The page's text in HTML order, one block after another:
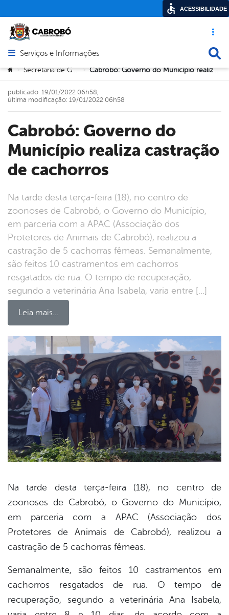
Acesso
Abrir menu principal de navegação
Serviços e Informações
Você está aqui:
> Secretaria de Governo > Cabrobó: Governo do Município realiza castração de cachorros
Cabrobó: Governo do
Município realiza castração
de cachorros
Na tarde desta terça-feira (18), no centro de
zoonoses de Cabrobó, o Governo do Município,
em parceria com a APAC (Associação dos
Protetores de Animais de Cabrobó), realizou a
castração de 5 cachorras fêmeas. Semanalmente,
são feitos 10 castramentos em cachorros
resgatados de rua. O tempo de recuperação,
segundo a veterinária Ana Isabela, varia entre […]
Leia mais…
publicado: 19/01/2022 06h58,
última modificação: 19/01/2022 06h58
Na tarde desta terça-feira (18), no centro de
zoonoses de Cabrobó, o Governo do Município,
em parceria com a APAC (Associação dos
Protetores de Animais de Cabrobó), realizou a
castração de 5 cachorras fêmeas.
Semanalmente, são feitos 10 castramentos em
cachorros resgatados de rua. O tempo de
recuperação, segundo a veterinária Ana Isabela,
ACESSIBILIDADE